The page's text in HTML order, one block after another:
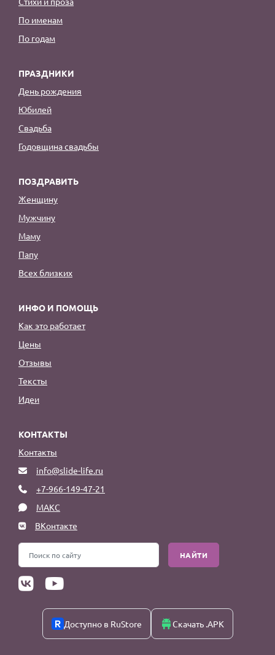
По именам
По годам
ПРАЗДНИКИ
День рождения
Юбилей
Свадьба
Годовщина свадьбы
ПОЗДРАВИТЬ
Женщину
Мужчину
Маму
Папу
Всех близких
ИНФО И ПОМОЩЬ
Как это работает
Цены
Отзывы
Тексты
Идеи
КОНТАКТЫ
Контакты
info@slide-life.ru
+7-966-149-47-21
МАКС
ВКонтакте
НАЙТИ
Доступно в RuStore Скачать .APK